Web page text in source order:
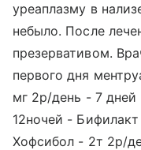
уреаплазму в
небыло. После
презервативом.
первого дня
мг 2р/день - 7
12ночей -
Хофсибол - 2т 2р/